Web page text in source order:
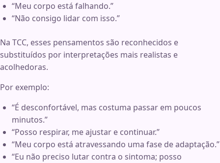
“Meu corpo está falhando.”
“Não consigo lidar com isso.”
Na TCC, esses pensamentos são reconhecidos e
substituídos por interpretações mais realistas e
acolhedoras.
Por exemplo:
“É desconfortável, mas costuma passar em poucos
minutos.”
“Posso respirar, me ajustar e continuar.”
“Meu corpo está atravessando uma fase de adaptação.”
“Eu não preciso lutar contra o sintoma; posso